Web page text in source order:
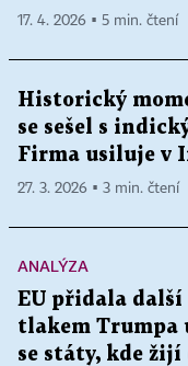
17. 4. 2026 ▪ 5 min. čtení
Historický
se sešel s
Firma usiluje v
27. 3. 2026 ▪ 3 min. čtení
ANALÝZA
EU přidala další
tlakem Trumpa
se státy, kde